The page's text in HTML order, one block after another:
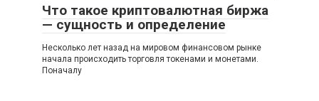
Что такое криптовалютная биржа
— сущность и определение
Несколько лет назад на мировом финансовом рынке
начала происходить торговля токенами и монетами.
Поначалу